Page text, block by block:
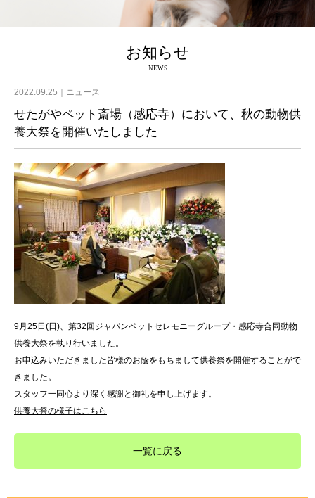
お知らせ
NEWS
2022.09.25 ニュース
せたがやペット斎場（感応寺）において、秋の動物供
養大祭を開催いたしました
9月25日(日)、第32回ジャパンペットセレモニーグループ・感応寺合同動物
供養大祭を執り行いました。
お申込みいただきました皆様のお蔭をもちまして供養祭を開催することがで
きました。
スタッフ一同心より深く感謝と御礼を申し上げます。
供養大祭の様子はこちら
一覧に戻る